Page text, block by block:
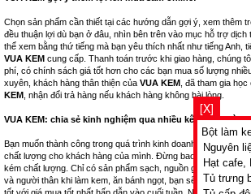
Chọn sản phẩm cần thiết tại các hướng dẫn gợi ý, xem thêm
đều thuận lợi dù bạn ở đâu, nhìn bên trên vào mục hỗ trợ dịch
thể xem bằng thứ tiếng mà bạn yêu thích nhất như tiếng Anh,
VUA KEM cung cấp. Thanh toán trước khi giao hàng, chúng
phí, có chính sách giá tốt hơn cho các bạn mua số lượng
xuyên, khách hàng thân thiện của VUA KEM , đã tham gia
KEM , nhận đổi trả hàng nếu khách hàng không hài lòng.
VUA KEM: chia sẻ kinh nghiệm qua nhiều kênh bán
Bạn muốn thành công trong quá trình kinh doanh nhà hàng,
chất lượng cho khách hàng của mình. Đừng bao giờ kinh
kém chất lượng. Chỉ có sản phẩm sạch, nguồn gốc xuất xứ rõ
và người thân khi làm kem, ăn bánh ngọt, bạn sẽ thành công.
tốt với giá mua tốt nhất hấp dẫn vào cuối tuần. Nhận nhiều, trả
[X]
Bột làm
Nguyên
Hạt cafe,
Tủ trưng